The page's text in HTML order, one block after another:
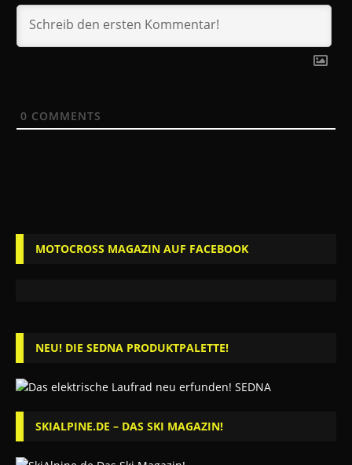
0 COMMENTS
MOTOCROSS MAGAZIN AUF FACEBOOK
NEU! DIE SEDNA PRODUKTPALETTE!
SKIALPINE.DE – DAS SKI MAGAZIN!